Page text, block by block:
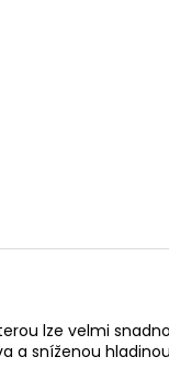
lze velmi
sníženou